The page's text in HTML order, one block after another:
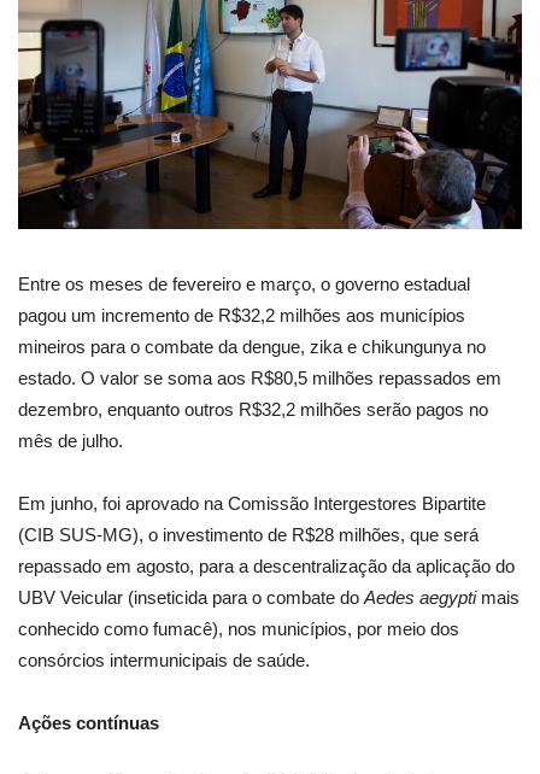
Entre os meses de fevereiro e março, o governo estadual
pagou um incremento de R$32,2 milhões aos municípios
mineiros para o combate da dengue, zika e chikungunya no
estado. O valor se soma aos R$80,5 milhões repassados em
dezembro, enquanto outros R$32,2 milhões serão pagos no
mês de julho.
Em junho, foi aprovado na Comissão Intergestores Bipartite
(CIB SUS-MG), o investimento de R$28 milhões, que será
repassado em agosto, para a descentralização da aplicação do
UBV Veicular (inseticida para o combate do Aedes aegyptimais
conhecido como fumacê), nos municípios, por meio dos
consórcios intermunicipais de saúde.
Ações contínuas